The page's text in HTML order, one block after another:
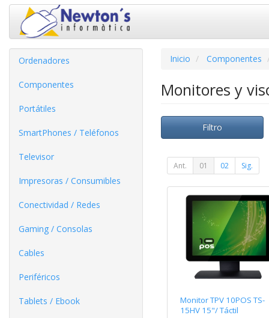
Ordenadores
Componentes
Portátiles
SmartPhones / Teléfonos
Televisor
Impresoras / Consumibles
Conectividad / Redes
Gaming / Consolas
Cables
Periféricos
Tablets / Ebook
Inicio Componentes
Monitores y
Filtro
Ant. 01 02 Sig.
Monitor TPV 10POS TS-
15HV 15"/ Táctil